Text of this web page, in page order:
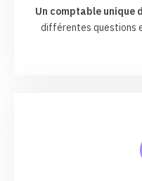
Un comptable unique
différentes questions